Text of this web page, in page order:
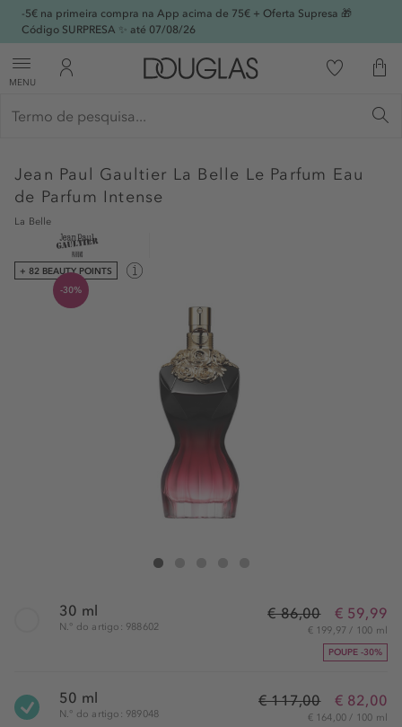
-5€ na primeira compra na App acima de 75€ + Oferta Supresa 🎁
Código SURPRESA ✨ até 07/08/26
MENU
Jean Paul Gaultier La Belle Le Parfum Eau
de Parfum Intense
La Belle
+ 82 BEAUTY POINTS
-30%
Jean Paul Gaultier La Belle Le Parfum Eau de Parfum
30 ml
N.° do artigo: 988602
€ 86,00 € 59,99
€ 199,97 / 100 ml
POUPE -30%
50 ml
N.° do artigo: 989048
€ 117,00 € 82,00
€ 164,00 / 100 ml